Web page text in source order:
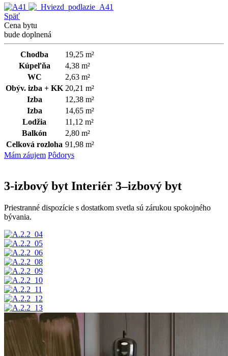
Späť
Cena bytu
bude doplnená
Chodba
19,25 m²
Kúpeľňa
4,38 m²
WC
2,63 m²
Obýv. izba + KK 20,21 m²
Izba
12,38 m²
Izba
14,65 m²
Lodžia
11,12 m²
Balkón
2,80 m²
Celková rozloha 91,98 m²
Mám záujem Pôdorys
3-izbový byt Interiér 3–izbový byt
Priestranné dispozície s dostatkom svetla sú zárukou spokojného
bývania.